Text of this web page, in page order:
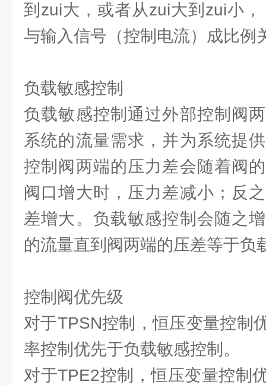
到zui大，或者从zui大到zui小
与输入信号（控制电流）成比例
负载敏感控制
负载敏感控制通过外部控制阀
系统的流量需求，并为系统提
控制阀两端的压力差会随着阀
阀口增大时，压力差减小；反
差增大。负载敏感控制会随之
的流量直到阀两端的压差等于负
控制阀优先级
对于TPSN控制，恒压变量控制
率控制优先于负载敏感控制。
对于TPE2控制，恒压变量控制